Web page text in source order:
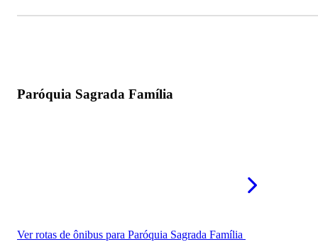
Paróquia Sagrada Família
Ver rotas de ônibus para Paróquia Sagrada Família